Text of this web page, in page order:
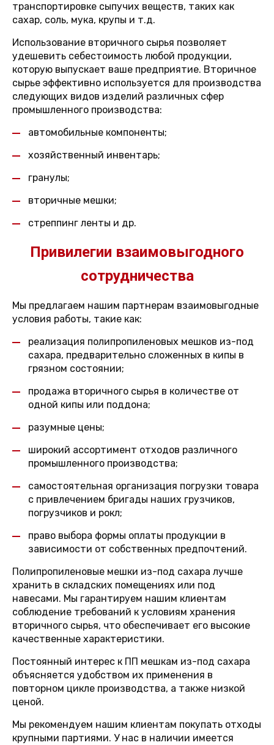
транспортировке сыпучих веществ, таких как
сахар, соль, мука, крупы и т.д.
Использование вторичного сырья позволяет
удешевить себестоимость любой продукции,
которую выпускает ваше предприятие. Вторичное
сырье эффективно используется для производства
следующих видов изделий различных сфер
промышленного производства:
автомобильные компоненты;
хозяйственный инвентарь;
гранулы;
вторичные мешки;
стреппинг ленты и др.
Привилегии взаимовыгодного
сотрудничества
Мы предлагаем нашим партнерам взаимовыгодные
условия работы, такие как:
реализация полипропиленовых мешков из-под
сахара, предварительно сложенных в кипы в
грязном состоянии;
продажа вторичного сырья в количестве от
одной кипы или поддона;
разумные цены;
широкий ассортимент отходов различного
промышленного производства;
самостоятельная организация погрузки товара
с привлечением бригады наших грузчиков,
погрузчиков и рокл;
право выбора формы оплаты продукции в
зависимости от собственных предпочтений.
Полипропиленовые мешки из-под сахара лучше
хранить в складских помещениях или под
навесами. Мы гарантируем нашим клиентам
соблюдение требований к условиям хранения
вторичного сырья, что обеспечивает его высокие
качественные характеристики.
Постоянный интерес к ПП мешкам из-под сахара
объясняется удобством их применения в
повторном цикле производства, а также низкой
ценой.
Мы рекомендуем нашим клиентам покупать отходы
крупными партиями. У нас в наличии имеется